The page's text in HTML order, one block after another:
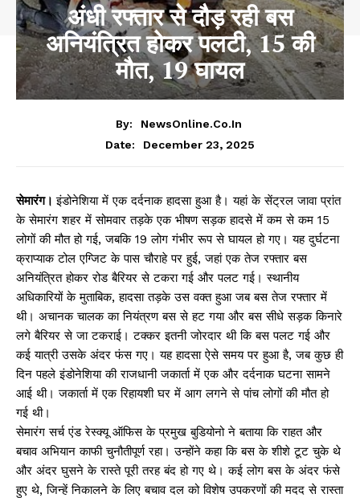
अंधी रफ्तार से दौड़ रही बस
अनियंत्रित होकर पलटी, 15 की
मौत, 19 घायल
By:
NewsOnline.co.in
Date:
December 23, 2025
सेमारंग।इंडोनेशिया में एक दर्दनाक हादसा हुआ है। यहां के सेंट्रल जावा प्रांत
के सेमारंग शहर में सोमवार तड़के एक भीषण सड़क हादसे में कम से कम 15
लोगों की मौत हो गई, जबकि 19 लोग गंभीर रूप से घायल हो गए। यह दुर्घटना
क्राप्याक टोल एग्जिट के पास चौराहे पर हुई, जहां एक तेज रफ्तार बस
अनियंत्रित होकर रोड बैरियर से टकरा गई और पलट गई। स्थानीय
अधिकारियों के मुताबिक, हादसा तड़के उस वक्त हुआ जब बस तेज रफ्तार में
थी। अचानक चालक का नियंत्रण बस से हट गया और बस सीधे सड़क किनारे
लगे बैरियर से जा टकराई। टक्कर इतनी जोरदार थी कि बस पलट गई और
कई यात्री उसके अंदर फंस गए। यह हादसा ऐसे समय पर हुआ है, जब कुछ ही
दिन पहले इंडोनेशिया की राजधानी जकार्ता में एक और दर्दनाक घटना सामने
आई थी। जकार्ता में एक रिहायशी घर में आग लगने से पांच लोगों की मौत हो
गई थी।
सेमारंग सर्च एंड रेस्क्यू ऑफिस के प्रमुख बुडियोनो ने बताया कि राहत और
बचाव अभियान काफी चुनौतीपूर्ण रहा। उन्होंने कहा कि बस के शीशे टूट चुके थे
और अंदर घुसने के रास्ते पूरी तरह बंद हो गए थे। कई लोग बस के अंदर फंसे
हुए थे, जिन्हें निकालने के लिए बचाव दल को विशेष उपकरणों की मदद से रास्ता